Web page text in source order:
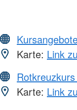
Karte: Link
Karte: Link